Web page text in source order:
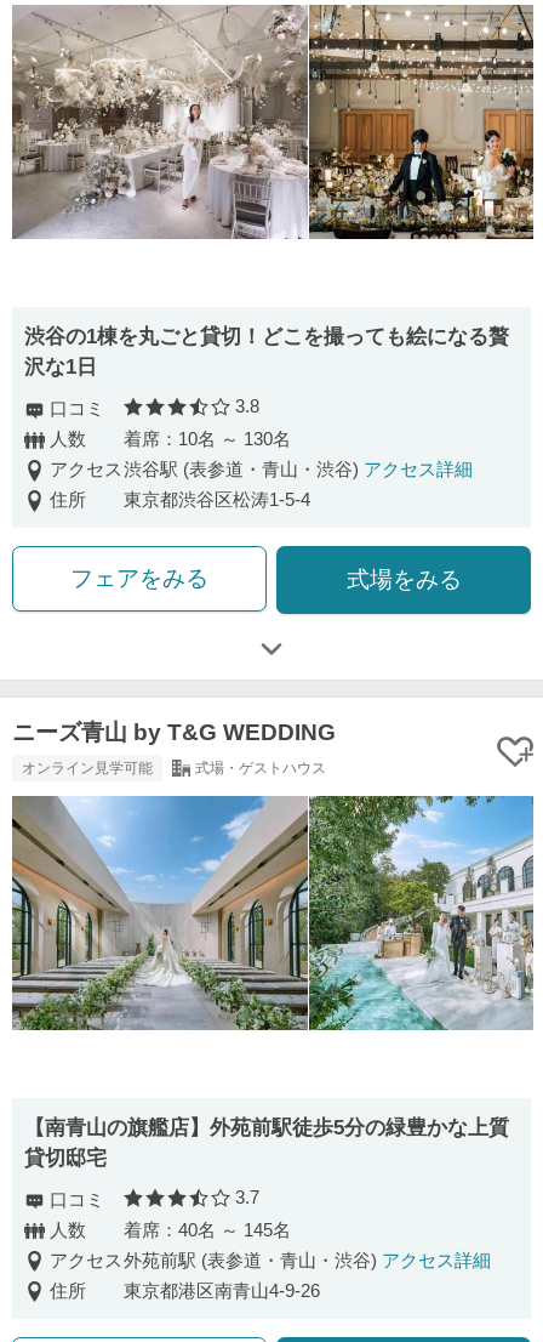
渋⾕の1棟を丸ごと貸切！どこを撮っても絵になる贅
沢な1⽇
口コミ 口コミ評価
3.8
人数
着席：10名 ～ 130名
アクセス渋谷駅 (表参道・青山・渋谷) アクセス詳細
住所
東京都渋谷区松涛1-5-4
フェアをみる 式場をみる
ニーズ青山 by T&G WEDDING
オンライン見学可能 式場・ゲストハウス
【南⻘⼭の旗艦店】外苑前駅徒歩5分の緑豊かな上質
貸切邸宅
口コミ 口コミ評価
3.7
人数
着席：40名 ～ 145名
アクセス外苑前駅 (表参道・青山・渋谷) アクセス詳細
住所
東京都港区南青山4-9-26